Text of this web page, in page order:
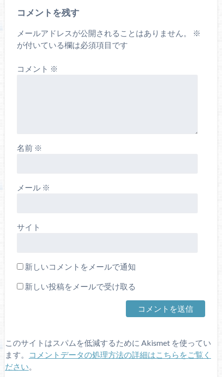
コメントを残す
メールアドレスが公開されることはありません。
※
が付いている欄は必須項目です
コメント ※
名前 ※
メール ※
サイト
新しいコメントをメールで通知
新しい投稿をメールで受け取る
このサイトはスパムを低減するために Akismet を使ってい
ます。
コメントデータの処理方法の詳細はこちらをご覧く
ださい。